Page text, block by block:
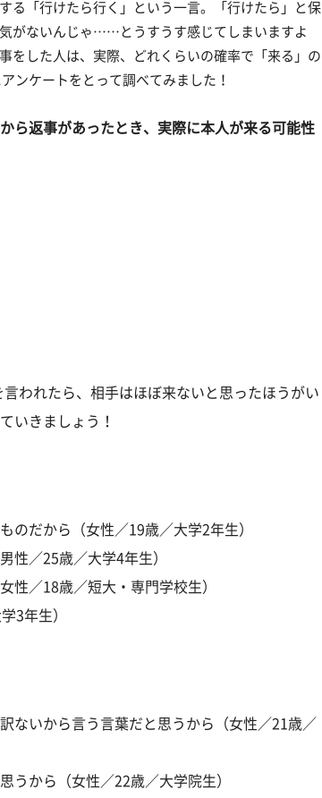
る「行けたら行く」という一言。「行けたら」と保
がないんじゃ……とうすうす感じてしまいますよ
をした人は、実際、どれくらいの確率で「来る」の
ンケートをとって調べてみました！
ら返事があったとき、実際に本人が来る可能性
言われたら、相手はほぼ来ないと思ったほうがい
いきましょう！
のだから（女性／19歳／大学2年生）
性／25歳／大学4年生）
性／18歳／短大・専門学校生）
3年生）
ないから言う言葉だと思うから（女性／21歳／
うから（女性／22歳／大学院生）